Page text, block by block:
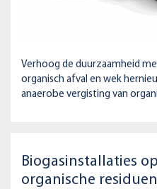
Verhoog de duurzaamheid
organisch afval en wek
anaerobe vergisting van
Biogasinstallaties
organische